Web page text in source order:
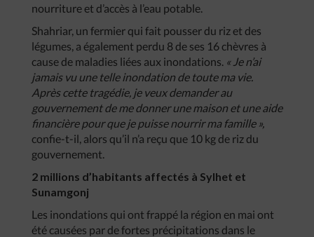
nourriture et d’accès à l’eau potable.
Shahriar, un fermier qui fait pousser du riz et des
légumes, a également perdu 8 de ses 16 chèvres à
cause de maladies liées aux inondations. « Je n’ai
jamais vu une telle inondation de toute ma vie.
Après cette tragédie, je veux demander au
gouvernement de me donner une maison et une aide
financière pour que je puisse nourrir ma famille »,
confie-t-il, alors qu’il n’a reçu que 10 kg de riz du
gouvernement.
2 millions d’habitants affectés à Sylhet et
Sunamgonj
Les inondations qui ont frappé la région en mai ont
été causées par de fortes précipitations dans le